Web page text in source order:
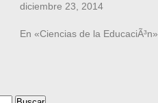
contribuciÃ³n el centrar la
aprendizaje y en un contexto
diciembre 23, 2014
En «Ciencias de la EducaciÃ³n»